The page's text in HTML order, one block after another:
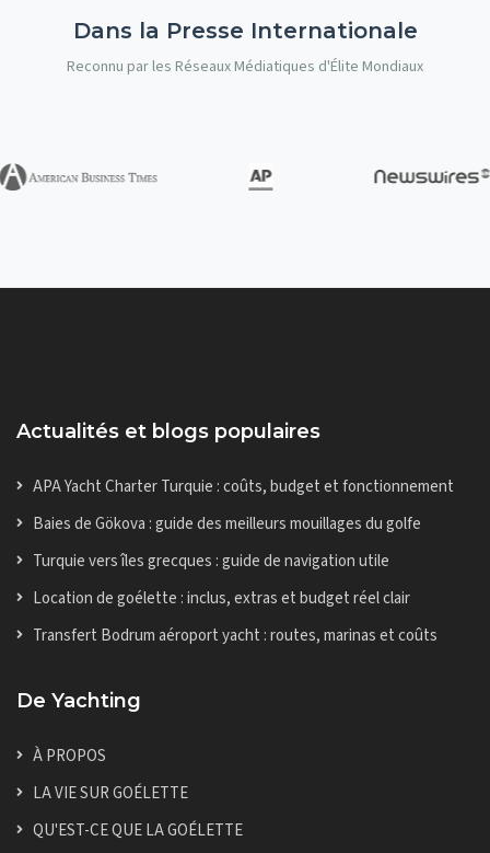
Dans la Presse Internationale
Reconnu par les Réseaux Médiatiques d'Élite Mondiaux
Actualités et blogs populaires
APA Yacht Charter Turquie : coûts, budget et fonctionnement
Baies de Gökova : guide des meilleurs mouillages du golfe
Turquie vers îles grecques : guide de navigation utile
Location de goélette : inclus, extras et budget réel clair
Transfert Bodrum aéroport yacht : routes, marinas et coûts
De Yachting
À PROPOS
LA VIE SUR GOÉLETTE
QU'EST-CE QUE LA GOÉLETTE